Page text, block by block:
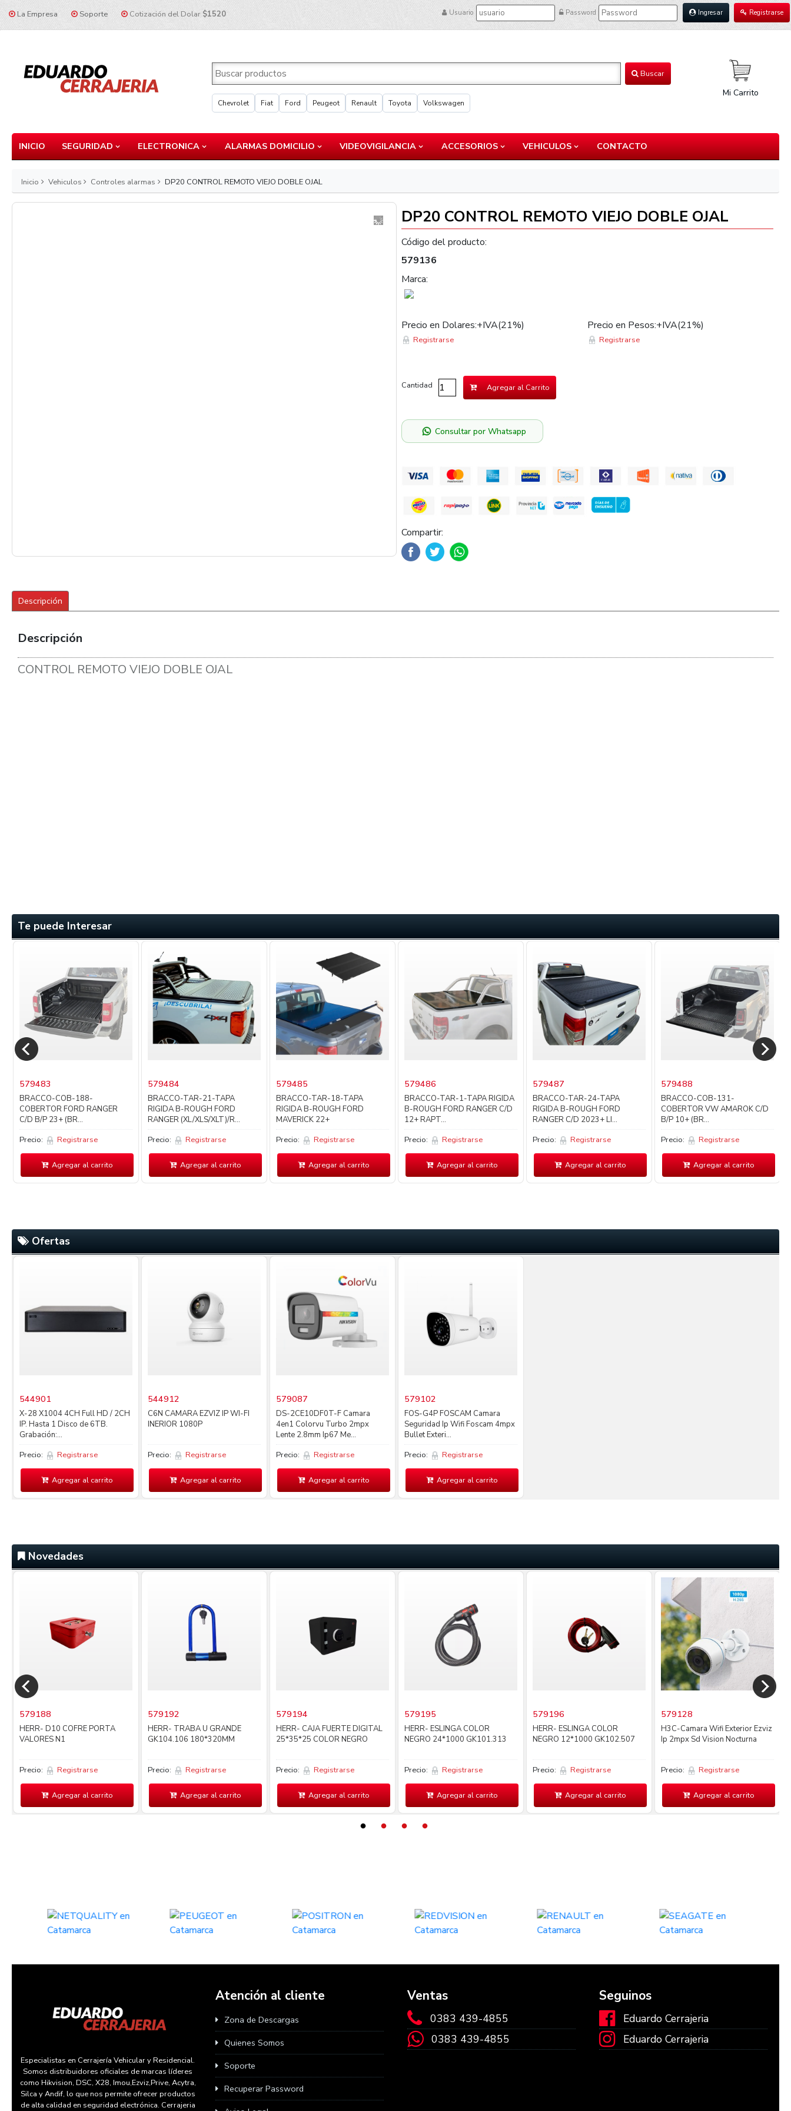
La Empresa Soporte Cotización del Dolar $1520 Usuario Password Ingresar Registrarse
Buscar
Chevrolet Fiat Ford Peugeot Renault Toyota Volkswagen
Mi Carrito
INICIO SEGURIDAD ELECTRONICA ALARMAS DOMICILIO VIDEOVIGILANCIA ACCESORIOS VEHICULOS CONTACTO
Inicio Vehiculos Controles alarmas DP20 CONTROL REMOTO VIEJO DOBLE OJAL
DP20 CONTROL REMOTO VIEJO DOBLE OJAL
Código del producto:
579136
Marca:
Precio en Dolares:+IVA(21%)
Registrarse
Precio en Pesos:+IVA(21%)
Registrarse
Cantidad Agregar al Carrito
Consultar por Whatsapp
Compartir:
Descripción
Descripción
CONTROL REMOTO VIEJO DOBLE OJAL
Te puede Interesar
579483
BRACCO-COB-188-
COBERTOR FORD RANGER
C/D B/P 23+ (BR...
Precio:
Registrarse
Agregar al carrito
579484
BRACCO-TAR-21-TAPA
RIGIDA B-ROUGH FORD
RANGER (XL/XLS/XLT)/R...
Precio:
Registrarse
Agregar al carrito
579485
BRACCO-TAR-18-TAPA
RIGIDA B-ROUGH FORD
MAVERICK 22+
Precio:
Registrarse
Agregar al carrito
579486
BRACCO-TAR-1-TAPA RIGIDA
B-ROUGH FORD RANGER C/D
12+ RAPT...
Precio:
Registrarse
Agregar al carrito
579487
BRACCO-TAR-24-TAPA
RIGIDA B-ROUGH FORD
RANGER C/D 2023+ LI...
Precio:
Registrarse
Agregar al carrito
579488
BRACCO-COB-131-
COBERTOR VW AMAROK C/D
B/P 10+ (BR...
Precio:
Registrarse
Agregar al carrito
Ofertas
544901
X-28 X1004 4CH Full HD / 2CH
IP. Hasta 1 Disco de 6TB.
Grabación:...
Precio:
Registrarse
Agregar al carrito
544912
C6N CAMARA EZVIZ IP WI-FI
INERIOR 1080P
Precio: Registrarse
Agregar al carrito
579087
DS-2CE10DF0T-F Camara
4en1 Colorvu Turbo 2mpx
Lente 2.8mm Ip67 Me...
Precio:
Registrarse
Agregar al carrito
579102
FOS-G4P FOSCAM Camara
Seguridad Ip Wifi Foscam 4mpx
Bullet Exteri...
Precio:
Registrarse
Agregar al carrito
Novedades
579188
HERR- D10 COFRE PORTA
VALORES N1
Precio: Registrarse
Agregar al carrito
579192
HERR- TRABA U GRANDE
GK104.106 180*320MM
Precio: Registrarse
Agregar al carrito
579194
HERR- CAJA FUERTE DIGITAL
25*35*25 COLOR NEGRO
Precio: Registrarse
Agregar al carrito
579195
HERR- ESLINGA COLOR
NEGRO 24*1000 GK101.313
Precio: Registrarse
Agregar al carrito
579196
HERR- ESLINGA COLOR
NEGRO 12*1000 GK102.507
Precio: Registrarse
Agregar al carrito
579128
H3C-Camara Wifi Exterior Ezviz
Ip 2mpx Sd Vision Nocturna
Precio: Registrarse
Agregar al carrito
Especialistas en Cerrajería Vehicular y Residencial.
Somos distribuidores oficiales de marcas líderes
como Hikvision, DSC, X28, Imou,Ezviz,Prive, Acytra,
Silca y Andif, lo que nos permite ofrecer productos
de alta calidad en seguridad electrónica. Cerrajeria
Atención al cliente
Zona de Descargas
Quienes Somos
Soporte
Recuperar Password
Ventas
0383 439-4855
0383 439-4855
Seguinos
Eduardo Cerrajeria
Eduardo Cerrajeria